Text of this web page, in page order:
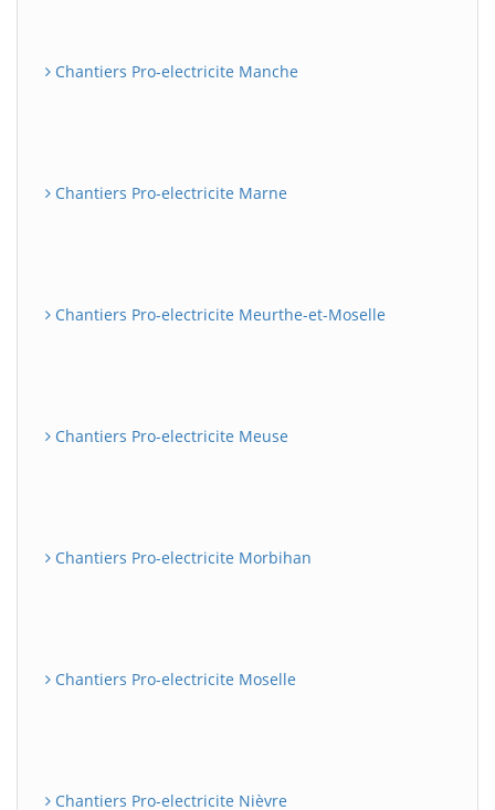
Chantiers Pro-electricite Manche
Chantiers Pro-electricite Marne
Chantiers Pro-electricite Meurthe-et-Moselle
Chantiers Pro-electricite Meuse
Chantiers Pro-electricite Morbihan
Chantiers Pro-electricite Moselle
Chantiers Pro-electricite Nièvre